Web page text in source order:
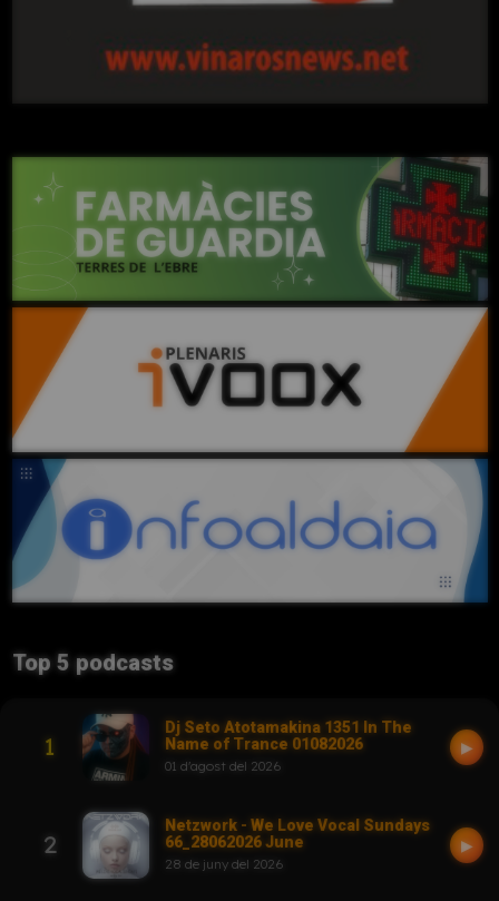
Top 5 podcasts
1
Dj Seto Atotamakina 1351 In The
Name of Trance 01082026
01 d'agost del 2026
▶
2
Netzwork - We Love Vocal Sundays
66_28062026 June
28 de juny del 2026
▶